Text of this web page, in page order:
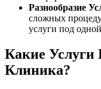
Разнообразие
сложных
услуги под
Какие Услуги
Клиника?